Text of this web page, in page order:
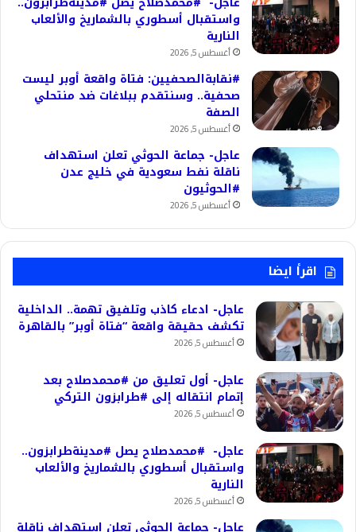
واستقبال أسطوري بالشماريخ والألعاب
النارية
أغسطس 5, 2026
#نقابةالصحفيين: فتاة واقعة أوبر ليست
صحفية.. وسنتقدم ببلاغات ضد منتحلي
الصفة
أغسطس 5, 2026
عاجل- جماعة الحوثي تعلن استهداف
ناقلة نفط سعودية في خليج عدن
#الحوثيون
أغسطس 5, 2026
اقرأ ايضا
عاجل- ادعاء كاذب وتلفيق تهمة.. الداخلية
تكشف حقيقة واقعة “فتاة أوبر” بالقاهرة
أغسطس 5, 2026
عاجل- أول تعليق من #محمدصلاح بعد
إتمام انتقاله إلى #طرابزون التركي
أغسطس 5, 2026
عاجل- #محمدصلاح يصل #مدينةطرابزون..
واستقبال أسطوري بالشماريخ والألعاب
النارية
أغسطس 5, 2026